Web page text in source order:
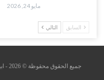
مايو 24, 2026
السابق التالي
جميع الحقوق محقوظة © 2026 - ابين اليوم الموقع الرسمي لمحافظة ابين.